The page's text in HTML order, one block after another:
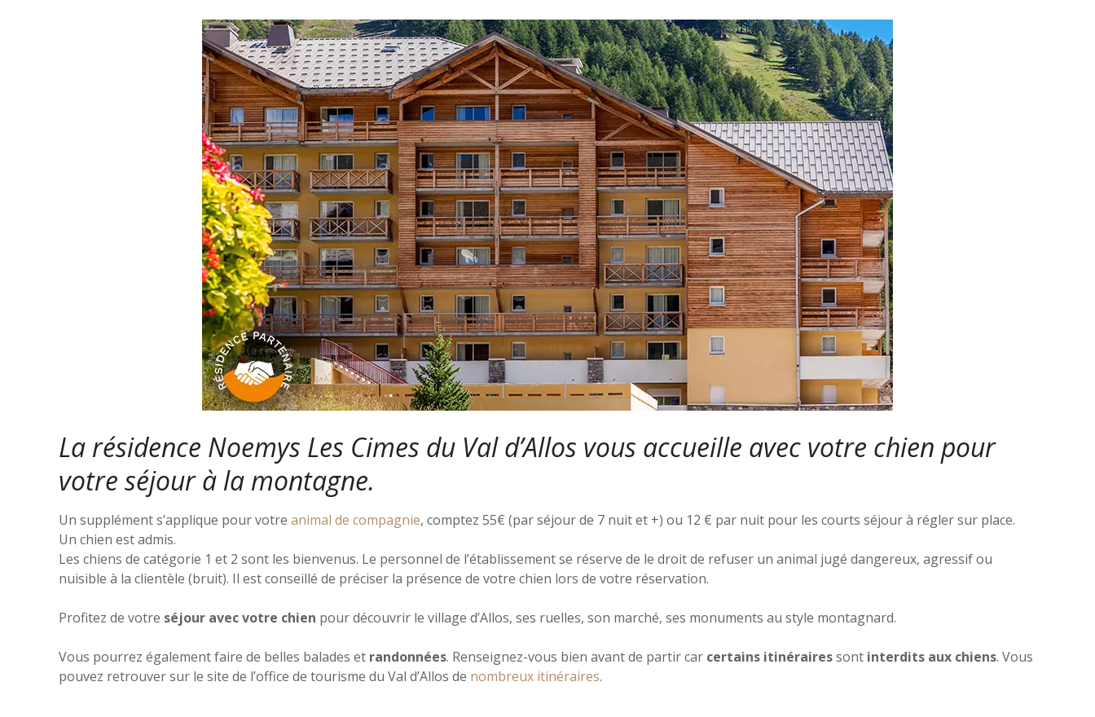
La résidence Noemys Les Cimes du Val d’Allos vous accueille avec votre chien pour
votre séjour à la montagne.
Un supplément s’applique pour votre animal de compagnie, comptez 55€ (par séjour de 7 nuit et +) ou 12 € par nuit pour les courts séjour à régler sur place.
Un chien est admis.
Les chiens de catégorie 1 et 2 sont les bienvenus. Le personnel de l’établissement se réserve de le droit de refuser un animal jugé dangereux, agressif ou
nuisible à la clientèle (bruit). Il est conseillé de préciser la présence de votre chien lors de votre réservation.
Profitez de votre séjour avec votre chien pour découvrir le village d’Allos, ses ruelles, son marché, ses monuments au style montagnard.
Vous pourrez également faire de belles balades et randonnées. Renseignez-vous bien avant de partir car certains itinérairessont interdits aux chiens. Vous
pouvez retrouver sur le site de l’office de tourisme du Val d’Allos de nombreux itinéraires.